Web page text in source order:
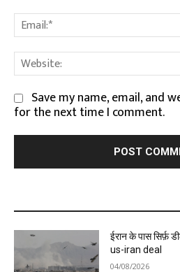
Save my name, email, and
for the next time I comment.
ईरान के पास सिर्फ़
us-iran deal
04/08/2026